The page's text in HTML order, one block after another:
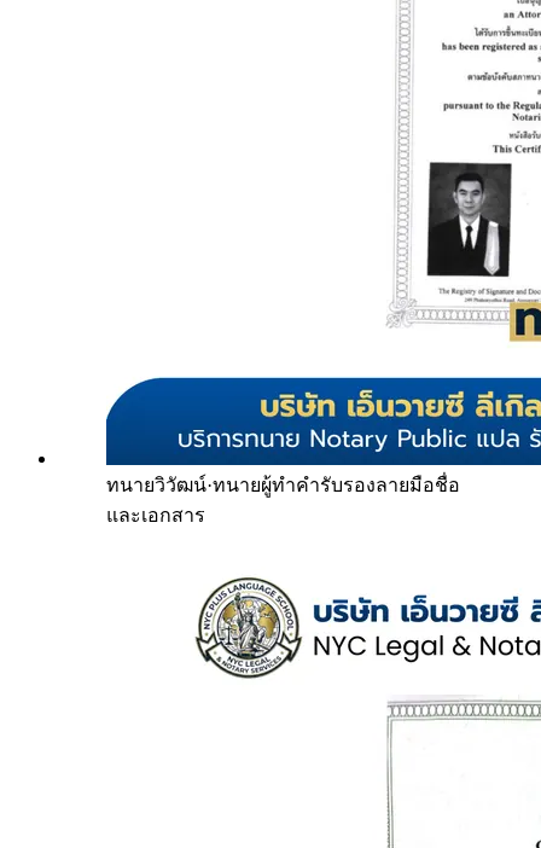
ทนายวิวัฒน์·ทนายผู้ทำคำรับรองลายมือชื่อ
และเอกสาร